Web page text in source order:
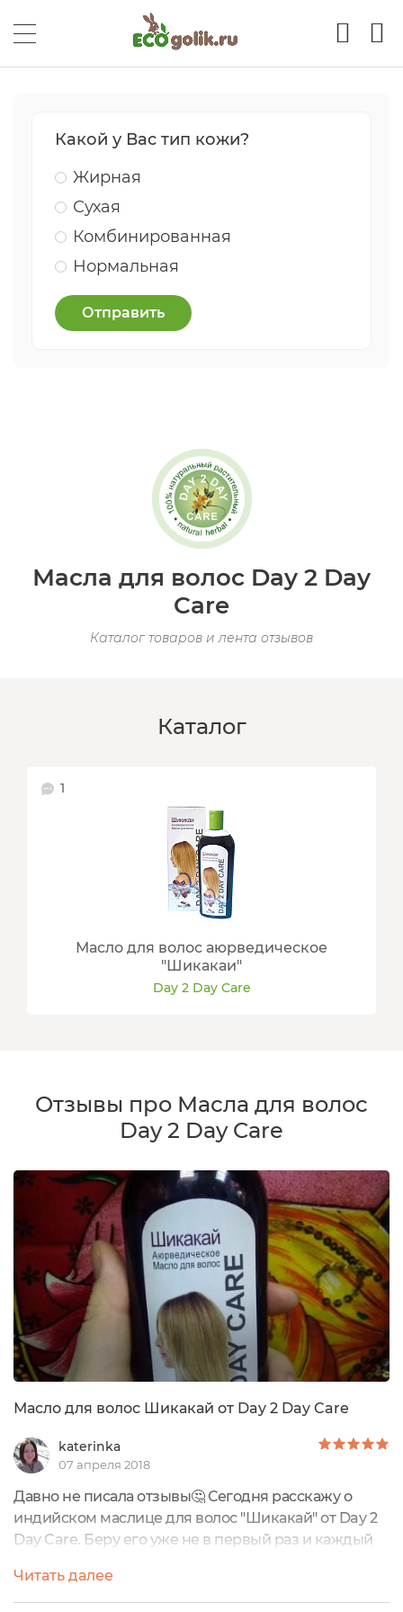
Какой у Вас тип кожи?
Жирная
Сухая
Комбинированная
Нормальная
Отправить
Масла для волос Day 2 Day
Care
Каталог товаров и лента отзывов
Каталог
1
Масло для волос аюрведическое
"Шикакаи"
Day 2 Day Care
Отзывы про Масла для волос
Day 2 Day Care
Масло для волос Шикакай от Day 2 Day Care
katerinka
07 апреля 2018
Давно не писала отзывы🤔 Сегодня расскажу о
индийском маслице для волос "Шикакай" от Day 2
Day Care. Беру его уже не в первый раз и каждый
засело мнение, что из-за масел их волосы станут
жирными, что масла плохо смываются, остаются на
Читать далее